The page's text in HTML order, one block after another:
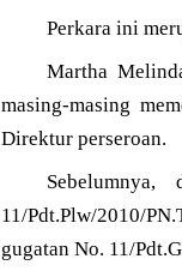
Perkara ini
Martha
masing-masing
Direktur perseroan.
11/Pdt.Plw/2010/
gugatan No. 11/